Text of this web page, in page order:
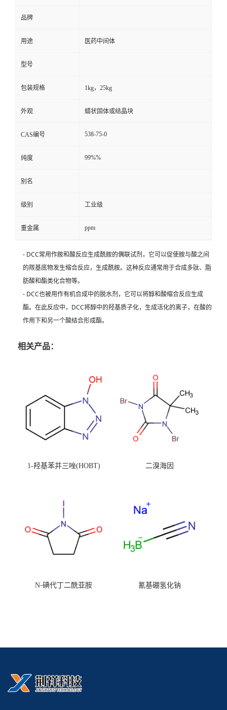
品牌
用途 医药中间体
型号
包装规格 1kg，25kg
外观 蜡状固体或结晶块
CAS编号 538-75-0
纯度 99%%
别名
级别 工业级
重金属 ppm
- DCC常用作胺和酸反应生成酰胺的偶联试剂，它可以促使胺与酸之间
的羰基底物发生缩合反应，生成酰胺。这种反应通常用于合成多肽、脂
肪酸和酯类化合物等。
- DCC也被用作有机合成中的脱水剂，它可以将醇和酸缩合反应生成
酯。在此反应中，DCC将醇中的羟基质子化，生成活化的离子，在酸的
作用下和另一个酸结合形成酯。
相关产品：
1-羟基苯并三唑(HOBT) 二溴海因
N-碘代丁二酰亚胺 氰基硼氢化钠